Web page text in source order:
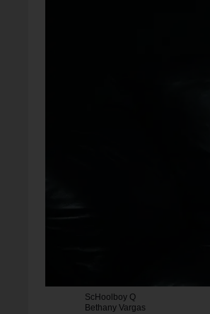
ScHoolboy Q
Bethany Vargas